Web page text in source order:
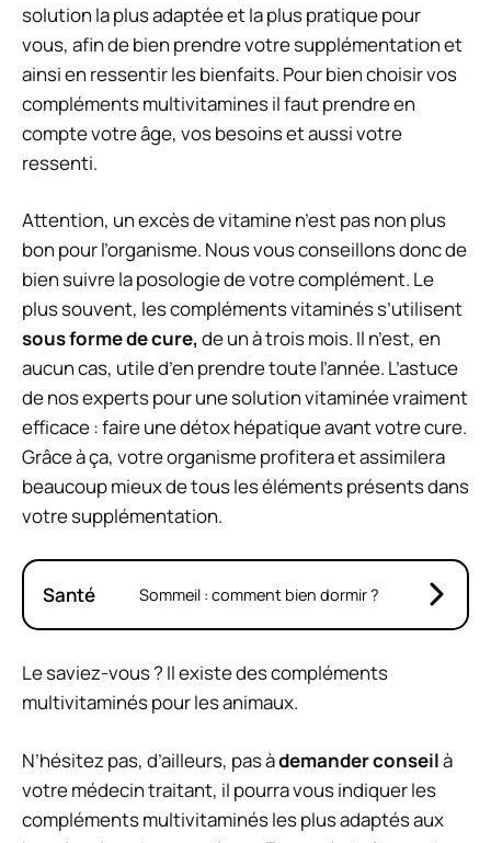
solution la plus adaptée et la plus pratique pour
vous, afin de bien prendre votre supplémentation et
ainsi en ressentir les bienfaits. Pour bien choisir vos
compléments multivitamines il faut prendre en
compte votre âge, vos besoins et aussi votre
ressenti.
Attention, un excès de vitamine n’est pas non plus
bon pour l’organisme. Nous vous conseillons donc de
bien suivre la posologie de votre complément. Le
plus souvent, les compléments vitaminés s’utilisent
sous forme de cure,de un à trois mois. Il n’est, en
aucun cas, utile d’en prendre toute l’année. L’astuce
de nos experts pour une solution vitaminée vraiment
efficace : faire unedétox hépatiqueavant votre cure.
Grâce à ça, votre organisme profitera et assimilera
beaucoup mieux de tous les éléments présents dans
votre supplémentation.
Santé Sommeil : comment bien dormir ?
Le saviez-vous ? Il existe des compléments
multivitaminés pour les animaux.
N’hésitez pas, d’ailleurs, pas àdemander conseilà
votre médecin traitant, il pourra vous indiquer les
compléments multivitaminés les plus adaptés aux